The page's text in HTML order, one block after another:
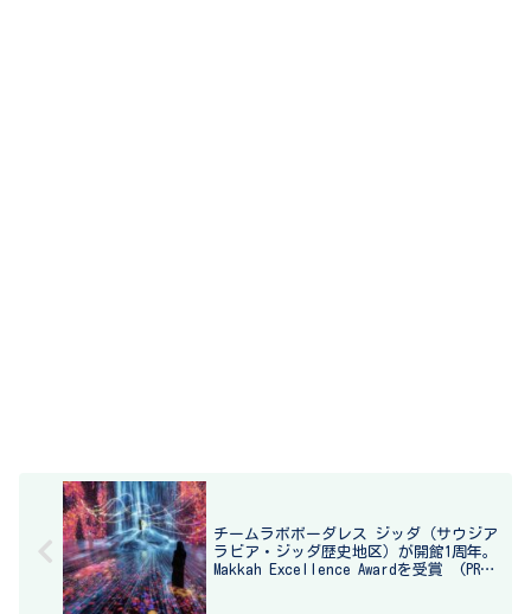
チームラボボーダレス ジッダ（サウジア
ラビア・ジッダ歴史地区）が開館1周年。
Makkah Excellence Awardを受賞 (PR